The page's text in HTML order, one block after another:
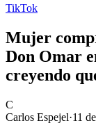
TikTok
Mujer
Don Omar
creyendo
C
Carlos Espejel·11